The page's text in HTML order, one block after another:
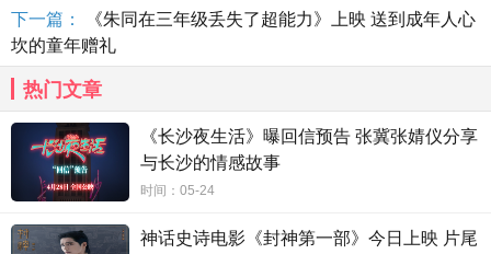
迷茫期的吴迪拥有了停下来的勇气。人生漫漫，偶尔小憩又有什
么不可以呢。在特辑最后，胡歌分享道“苦是一种常态，但是如何
能够苦中作乐，找到跟自己自洽的一种方式，这个是吴迪带给我
最多的一个启示”，高圆圆也感悟说“有的时候人需要一个空窗
期，去吸收很多东西，生活好像充电”。而这也是电影《走走停
停》带给观众们的收获，走累了不妨停一停，让自己充满电，再
重新出发。
下一篇：
《朱同在三年级丢失了超能力》上映 送到成年人心
坎的童年赠礼
热门文章
《长沙夜生活》曝回信预告 张冀张婧仪分享
与长沙的情感故事
时间：05-24
神话史诗电影《封神第一部》今日上映 片尾